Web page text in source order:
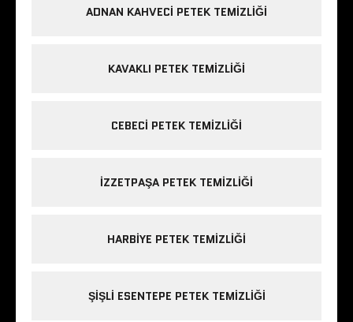
ADNAN KAHVECI PETEK TEMIZLIĞI
KAVAKLI PETEK TEMIZLIĞI
CEBECI PETEK TEMIZLIĞI
IZZETPAŞA PETEK TEMIZLIĞI
HARBIYE PETEK TEMIZLIĞI
ŞIŞLI ESENTEPE PETEK TEMIZLIĞI